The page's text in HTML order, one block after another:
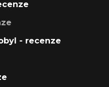
- recenze